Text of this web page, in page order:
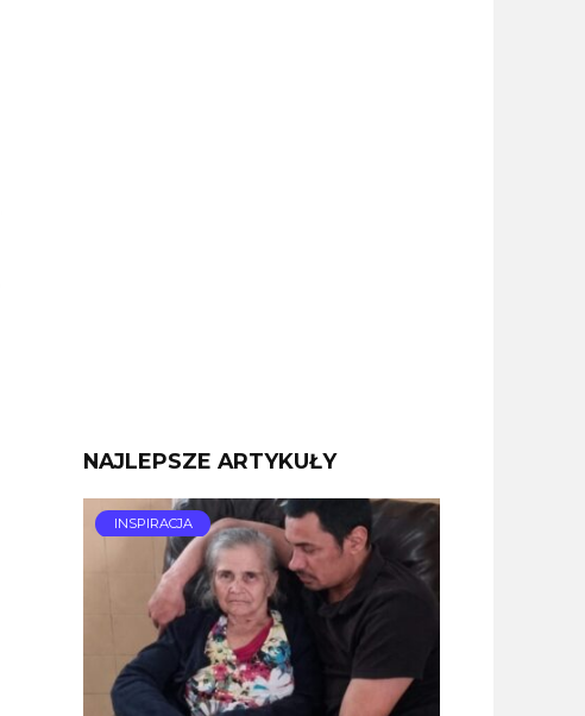
NAJLEPSZE ARTYKUŁY
INSPIRACJA